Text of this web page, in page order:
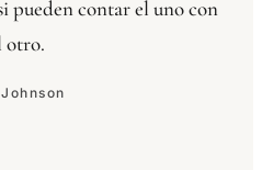
pueden contar el uno con
otro.